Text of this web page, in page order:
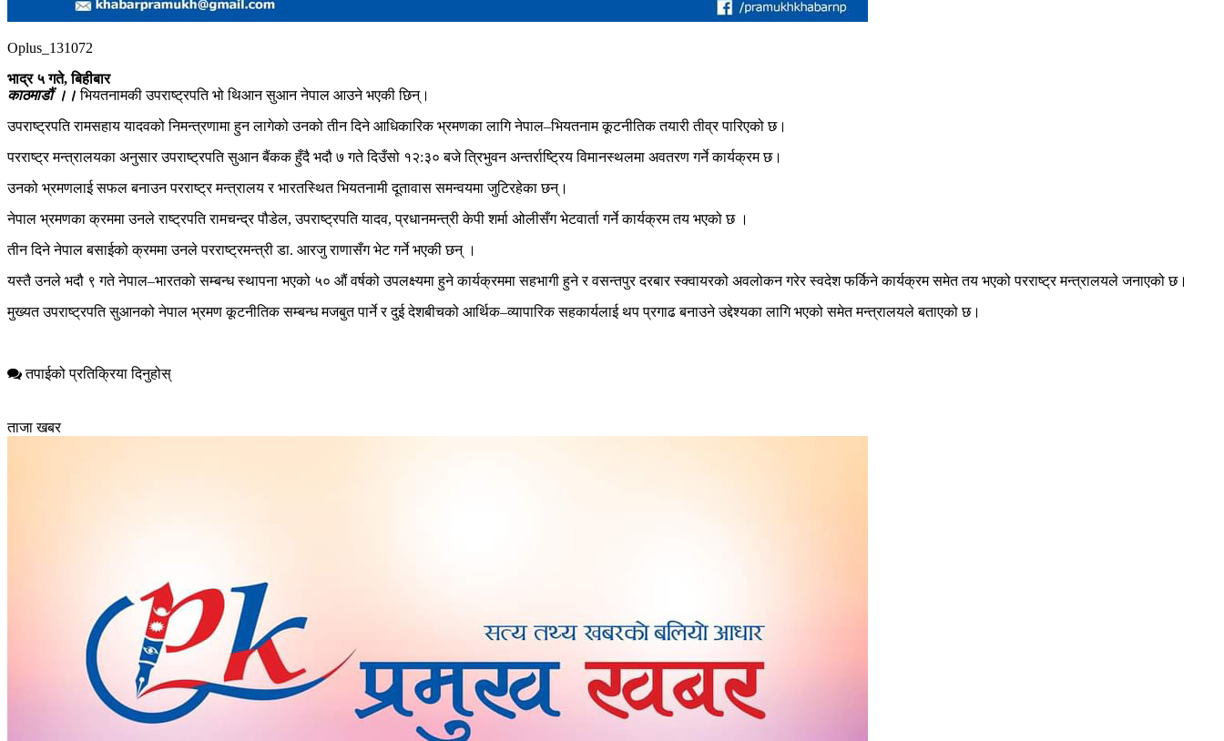
Oplus_131072
भाद्र ५ गते, बिहीबार
काठमाडौं ।। भियतनामकी उपराष्ट्रपति भो थिआन सुआन नेपाल आउने भएकी छिन्।
उपराष्ट्रपति रामसहाय यादवको निमन्त्रणामा हुन लागेको उनको तीन दिने आधिकारिक भ्रमणका लागि नेपाल–भियतनाम कूटनीतिक तयारी तीव्र पारिएको छ।
परराष्ट्र मन्त्रालयका अनुसार उपराष्ट्रपति सुआन बैंकक हुँदै भदौ ७ गते दिउँसो १२:३० बजे त्रिभुवन अन्तर्राष्ट्रिय विमानस्थलमा अवतरण गर्ने कार्यक्रम छ।
उनको भ्रमणलाई सफल बनाउन परराष्ट्र मन्त्रालय र भारतस्थित भियतनामी दूतावास समन्वयमा जुटिरहेका छन्।
नेपाल भ्रमणका क्रममा उनले राष्ट्रपति रामचन्द्र पौडेल, उपराष्ट्रपति यादव, प्रधानमन्त्री केपी शर्मा अ‍ोलीसँग भेटवार्ता गर्ने कार्यक्रम तय भएको छ ।
तीन दिने नेपाल बसाईको क्रममा उनले परराष्ट्रमन्त्री डा. आरजु राणासँग भेट गर्ने भएकी छन् ।
यस्तै उनले भदौ ९ गते नेपाल–भारतको सम्बन्ध स्थापना भएको ५० औं वर्षको उपलक्ष्यमा हुने कार्यक्रममा सहभागी हुने र वसन्तपुर दरबार स्क्वायरको अवलोकन गरेर स्वदेश फर्किने कार्यक्रम समेत तय भएको परराष्ट्र मन्त्रालयले जनाएको छ।
मुख्यत उपराष्ट्रपति सुआनको नेपाल भ्रमण कूटनीतिक सम्बन्ध मजबुत पार्ने र दुई देशबीचको आर्थिक–व्यापारिक सहकार्यलाई थप प्रगाढ बनाउने उद्देश्यका लागि भएको समेत मन्त्रालयले बताएको छ।
तपाईको प्रतिक्रिया दिनुहोस्
ताजा खबर